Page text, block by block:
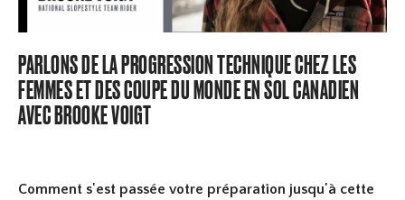
PARLONS DE LA PROGRESSION TECHNIQUE CHEZ LES
FEMMES ET DES COUPE DU MONDE EN SOL CANADIEN
AVEC BROOKE VOIGT
Comment s'est passée votre préparation jusqu'à cette